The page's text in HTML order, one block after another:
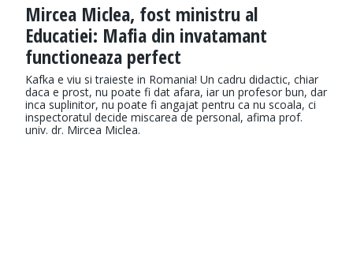
Mircea Miclea, fost ministru al
Educatiei: Mafia din invatamant
functioneaza perfect
Kafka e viu si traieste in Romania! Un cadru didactic, chiar
daca e prost, nu poate fi dat afara, iar un profesor bun, dar
inca suplinitor, nu poate fi angajat pentru ca nu scoala, ci
inspectoratul decide miscarea de personal, afima prof.
univ. dr. Mircea Miclea.